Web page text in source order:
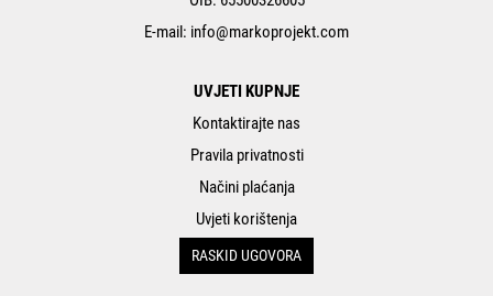
E-mail: info@markoprojekt.com
UVJETI KUPNJE
Kontaktirajte nas
Pravila privatnosti
Načini plaćanja
Uvjeti korištenja
RASKID UGOVORA